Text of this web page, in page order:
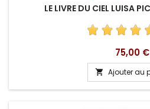
LE LIVRE DU CIEL LUISA
Prix
75,00 €
 Ajouter au